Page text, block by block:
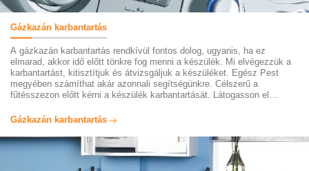
Gázkazán karbantartás
A gázkazán karbantartás rendkívül fontos dolog, ugyanis, ha ez
elmarad, akkor idő előtt tönkre fog menni a készülék. Mi elvégezzük a
karbantartást, kitisztítjuk és átvizsgáljuk a készüléket. Egész Pest
megyében számíthat akár azonnali segítségünkre. Célszerű a
fűtésszezon előtt kérni a készülék karbantartását. Látogasson el
rólunk. Szakembereink számlát és garanciát adnak munkáik után és
Gázkazán karbantartás